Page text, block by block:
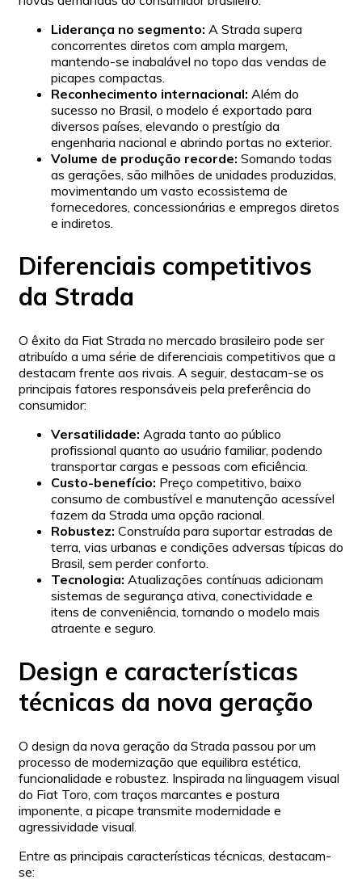
Liderança no segmento: A Strada supera
concorrentes diretos com ampla margem,
mantendo-se inabalável no topo das vendas de
picapes compactas.
Reconhecimento internacional: Além do
sucesso no Brasil, o modelo é exportado para
diversos países, elevando o prestígio da
engenharia nacional e abrindo portas no exterior.
Volume de produção recorde: Somando todas
as gerações, são milhões de unidades produzidas,
movimentando um vasto ecossistema de
fornecedores, concessionárias e empregos diretos
e indiretos.
Diferenciais competitivos
da Strada
O êxito da Fiat Strada no mercado brasileiro pode ser
atribuído a uma série de diferenciais competitivos que a
destacam frente aos rivais. A seguir, destacam-se os
principais fatores responsáveis pela preferência do
consumidor:
Versatilidade: Agrada tanto ao público
profissional quanto ao usuário familiar, podendo
transportar cargas e pessoas com eficiência.
Custo-benefício: Preço competitivo, baixo
consumo de combustível e manutenção acessível
fazem da Strada uma opção racional.
Robustez: Construída para suportar estradas de
terra, vias urbanas e condições adversas típicas do
Brasil, sem perder conforto.
Tecnologia: Atualizações contínuas adicionam
sistemas de segurança ativa, conectividade e
itens de conveniência, tornando o modelo mais
atraente e seguro.
Design e características
técnicas da nova geração
O design da nova geração da Strada passou por um
processo de modernização que equilibra estética,
funcionalidade e robustez. Inspirada na linguagem visual
do Fiat Toro, com traços marcantes e postura
imponente, a picape transmite modernidade e
agressividade visual.
Entre as principais características técnicas, destacam-
se: